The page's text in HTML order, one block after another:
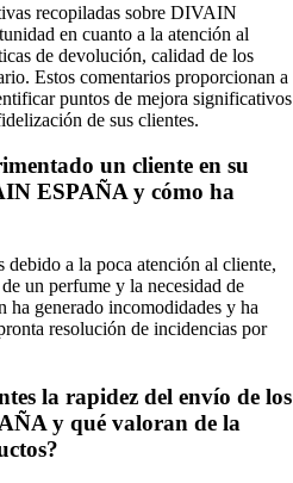
recopiladas sobre DIVAIN
en cuanto a la atención al
de devolución, calidad de los
Estos comentarios proporcionan a
puntos de mejora significativos
de sus clientes.
un cliente en su
ESPAÑA y cómo ha
a la poca atención al cliente,
un perfume y la necesidad de
ha generado incomodidades y ha
resolución de incidencias por
la rapidez del envío de los
y qué valoran de la